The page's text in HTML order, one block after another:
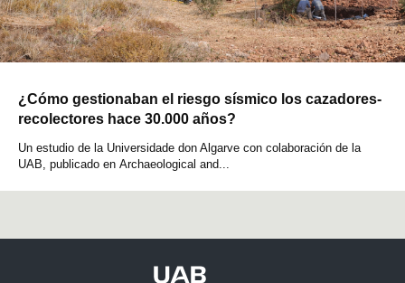
¿Cómo gestionaban el riesgo sísmico los cazadores-
recolectores hace 30.000 años?
Un estudio de la Universidade don Algarve con colaboración de la
UAB, publicado en Archaeological and...